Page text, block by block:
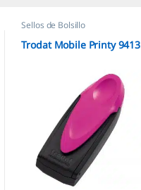
Sellos de Bolsillo
Trodat Mobile Printy 9413